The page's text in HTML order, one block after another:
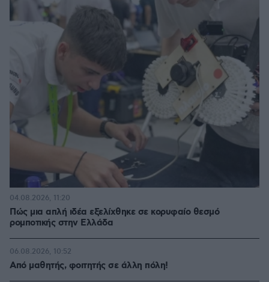
Πώς μια απλή ιδέα εξελίχθηκε σε κορυφαίο θεσμό
ρομποτικής στην Ελλάδα
04.08.2026, 11:20
Από μαθητής, φοιτητής σε άλλη πόλη!
06.08.2026, 10:52